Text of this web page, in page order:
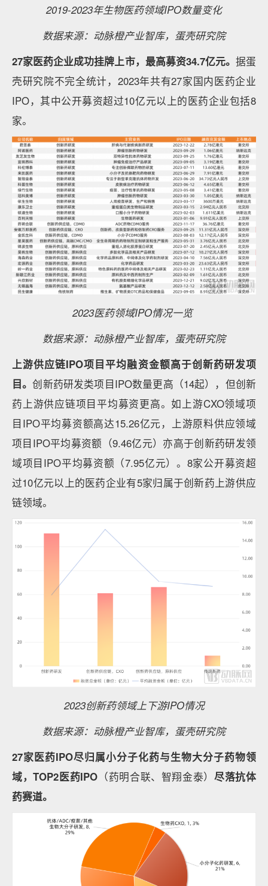
2019-2023年生物医药领域IPO数量变化
数据来源：动脉橙产业智库，蛋壳研究院
27家医药企业成功挂牌上市，最高募资34.7亿元。 据蛋
壳研究院不完全统计，2023年共有27家国内医药企业
IPO，其中公开募资超过10亿元以上的医药企业包括8
家。
2023医药领域IPO情况一览
数据来源：动脉橙产业智库，蛋壳研究院
上游供应链IPO项目平均融资金额高于创新药研发项
目。创新药研发类项目IPO数量更高（14起），但创新
药上游供应链项目平均募资更高。如上游CXO领域项
目IPO平均募资额高达15.26亿元，上游原料供应领域
项目IPO平均募资额（9.46亿元）亦高于创新药研发领
域项目IPO平均募资额（7.95亿元）。8家公开募资超
过10亿元以上的医药企业有5家归属于创新药上游供应
链领域。
2023创新药领域上下游IPO情况
数据来源：动脉橙产业智库，蛋壳研究院
27家医药IPO尽归属小分子化药与生物大分子药物领
域，TOP2医药IPO （药明合联、智翔金泰）尽落抗体
药赛道。